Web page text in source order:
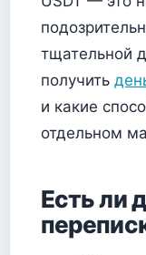
тщательной
получить
и какие
отдельном
Есть ли